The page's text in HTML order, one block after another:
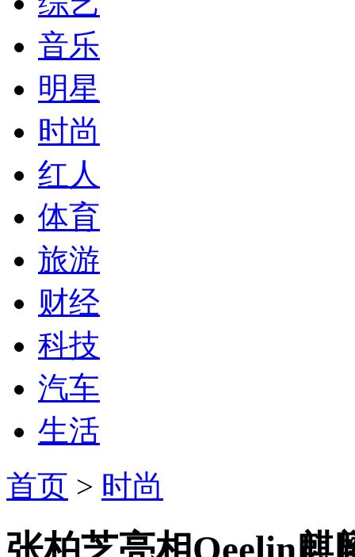
音乐
明星
时尚
红人
体育
旅游
财经
科技
汽车
生活
首页 > 时尚